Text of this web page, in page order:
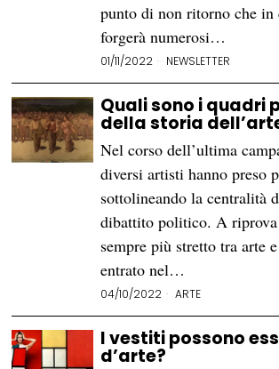
punto di non ritorno che in
forgerà numerosi…
01/11/2022 NEWSLETTER
Quali sono i quadri
della storia
Nel corso dell’ultima
diversi artisti hanno preso
sottolineando la centralità
dibattito politico. A
sempre più stretto tra arte
entrato nel…
04/10/2022 ARTE
I vestiti possono
d’arte?